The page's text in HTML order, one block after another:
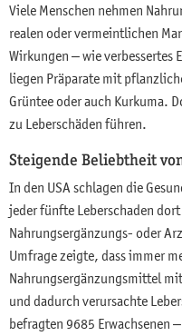
Viele Menschen nehmen
realen oder vermeintlichen
Wirkungen – wie verbessertes
liegen Präparate mit
Grüntee oder auch Kurkuma.
zu Leberschäden führen.
Steigende Beliebtheit
In den USA schlagen die
jeder fünfte Leberschaden
Nahrungsergänzungs- oder
Umfrage zeigte, dass immer
Nahrungsergänzungsmittel
und dadurch verursachte
befragten 9685 Erwachsenen